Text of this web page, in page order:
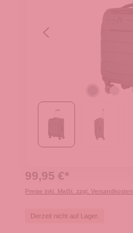
99,95 €*
Preise inkl. MwSt. zzgl. Versandkosten
Derzeit nicht auf Lager.